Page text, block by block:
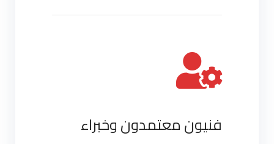
فنيون معتمدون وخبراء